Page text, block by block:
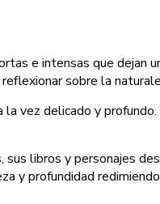
e intensas que
sobre la
vez delicado y
libros y personajes
y profundidad